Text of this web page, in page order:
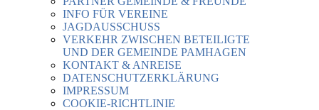
INFO FÜR VEREINE
JAGDAUSSCHUSS
VERKEHR ZWISCHEN BETEILIGTE
UND DER GEMEINDE PAMHAGEN
KONTAKT & ANREISE
DATENSCHUTZERKLÄRUNG
IMPRESSUM
COOKIE-RICHTLINIE